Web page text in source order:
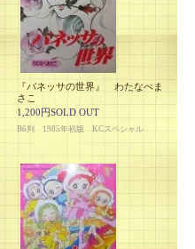
『バネッサの世界』 わたなべま
さこ
1,200円SOLD OUT
B6判 1985年初版 KCスペシャル